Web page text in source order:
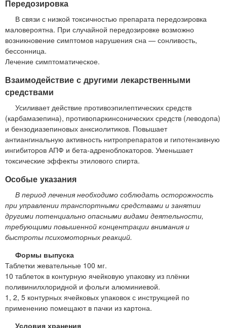
Передозировка
В связи с низкой токсичностью препарата передозировка
маловероятна. При случайной передозировке возможно
возникновение симптомов нарушения сна — сонливость,
бессонница.
Лечение симптоматическое.
Взаимодействие с другими лекарственными
средствами
Усиливает действие противоэпилептических средств
(карбамазепина), противопаркинсонических средств (леводопа)
и бензодиазепиновых анксиолитиков. Повышает
антиангинальную активность нитропрепаратов и гипотензивную
ингибиторов АПФ и бета-адреноблокаторов. Уменьшает
токсические эффекты этилового спирта.
Особые указания
В период лечения необходимо соблюдать осторожность
при управлении транспортными средствами и занятии
другими потенциально опасными видами деятельности,
требующими повышенной концентрации внимания и
быстроты психомоторных реакций.
Формы выпуска
Таблетки жевательные 100 мг.
10 таблеток в контурную ячейковую упаковку из плёнки
поливинилхлоридной и фольги алюминиевой.
1, 2, 5 контурных ячейковых упаковок с инструкцией по
применению помещают в пачки из картона.
Условия хранения